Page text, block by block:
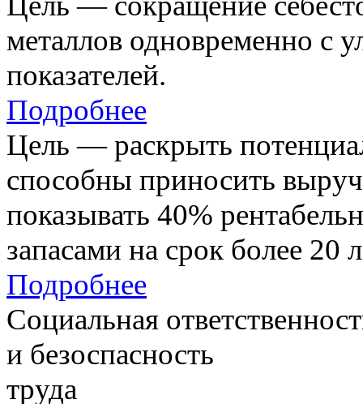
металлов одновременно с
показателей.
Подробнее
Цель — раскрыть
способны приносить
показывать 40%
запасами на срок более 20
Подробнее
Социальная
и безоспасность
труда